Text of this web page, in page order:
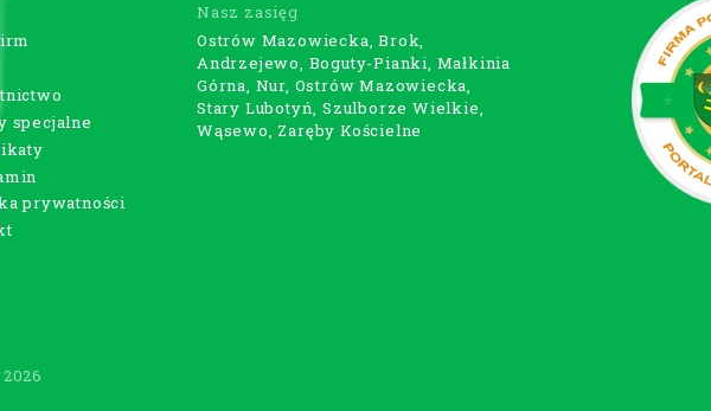
specjalne
prywatności
Nasz zasięg
Ostrów Mazowiecka, Brok,
Andrzejewo, Boguty-Pianki, Małkinia
Górna, Nur, Ostrów Mazowiecka,
Stary Lubotyń, Szulborze Wielkie,
Wąsewo, Zaręby Kościelne